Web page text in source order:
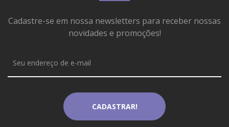
Cadastre-se em nossa newsletters para receber nossas
novidades e promoções!